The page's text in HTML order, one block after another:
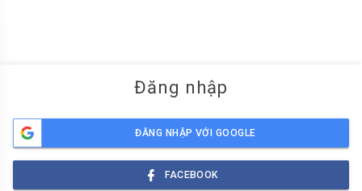
Đăng nhập
ĐĂNG NHẬP VỚI GOOGLE
FACEBOOK